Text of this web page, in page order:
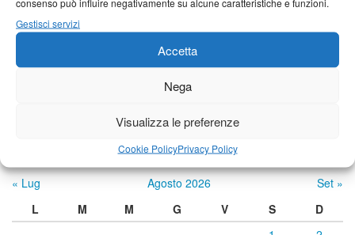
Gestisci servizi
Accetta
Nega
Visualizza le preferenze
Cookie PolicyPrivacy Policy
Calendario eventi
« Lug Agosto 2026
Set »
L
M M G V S
D